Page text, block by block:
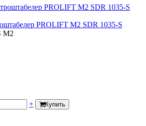
PROLIFT M2 SDR 1035-S
M2
+ Купить